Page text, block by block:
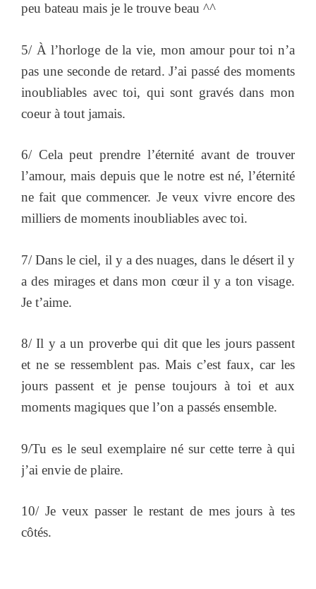
peu bateau mais je le trouve beau ^^
5/ À l’horloge de la vie, mon amour pour toi n’a
pas une seconde de retard. J’ai passé des moments
inoubliables avec toi, qui sont gravés dans mon
coeur à tout jamais.
6/ Cela peut prendre l’éternité avant de trouver
l’amour, mais depuis que le notre est né, l’éternité
ne fait que commencer. Je veux vivre encore des
milliers de moments inoubliables avec toi.
7/ Dans le ciel, il y a des nuages, dans le désert il y
a des mirages et dans mon cœur il y a ton visage.
Je t’aime.
8/ Il y a un proverbe qui dit que les jours passent
et ne se ressemblent pas. Mais c’est faux, car les
jours passent et je pense toujours à toi et aux
moments magiques que l’on a passés ensemble.
9/Tu es le seul exemplaire né sur cette terre à qui
j’ai envie de plaire.
10/ Je veux passer le restant de mes jours à tes
côtés.